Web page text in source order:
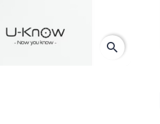
search